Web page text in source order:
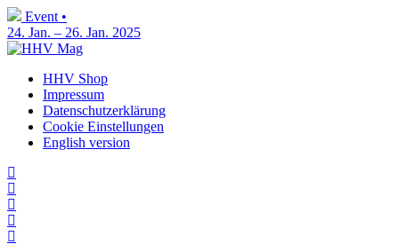
Event •
24. Jan. – 26. Jan. 2025
HHV Shop
Impressum
Datenschutzerklärung
Cookie Einstellungen
English version